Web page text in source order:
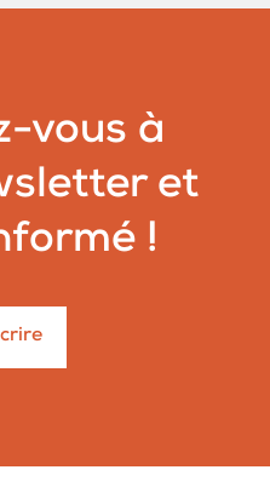
vous à
et
!